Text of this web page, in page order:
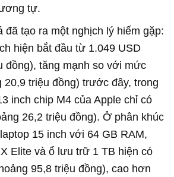
tự.
đã tạo ra một nghịch lý hiếm gặp:
hiện bắt đầu từ 1.049 USD
đồng), tăng mạnh so với mức
20,9 triệu đồng) trước đây, trong
inch chip M4 của Apple chỉ có
26,2 triệu đồng). Ở phân khúc
15 inch với 64 GB RAM,
Elite và ổ lưu trữ 1 TB hiện có
95,8 triệu đồng), cao hơn